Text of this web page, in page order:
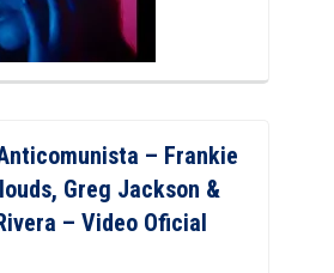
– Frankie
Greg Jackson &
– Video Oficial